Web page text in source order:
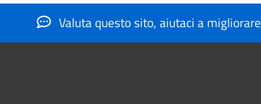
Valuta questo sito, aiutaci a migliorare